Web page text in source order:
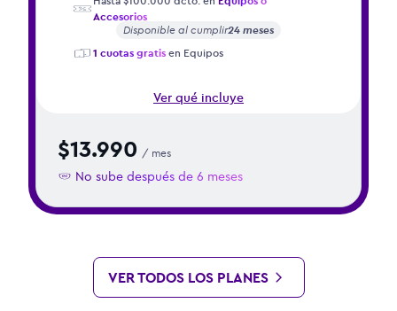
Accesorios
Disponible al cumplir24 meses
1 cuotas gratis en Equipos
Ver qué incluye
$13.990 / mes
No sube después de 6 meses
VER TODOS LOS PLANES